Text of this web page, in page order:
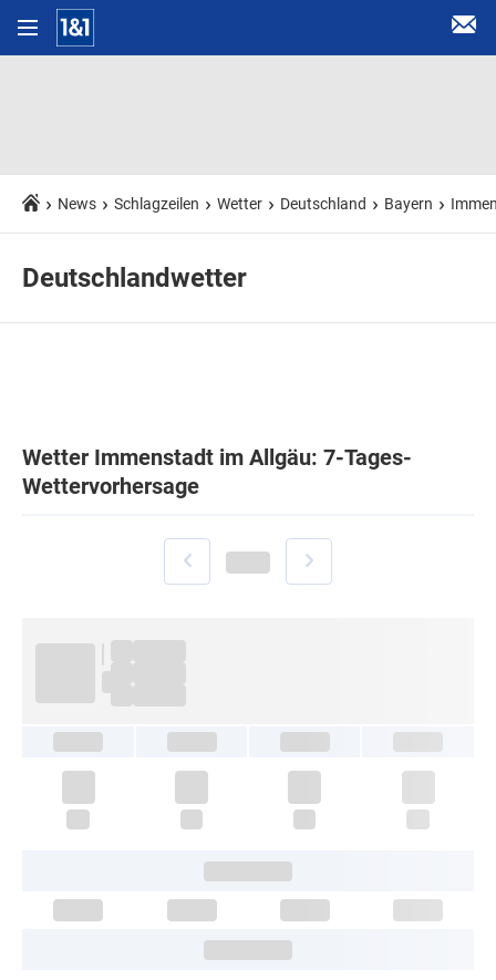
News Schlagzeilen Wetter Deutschland Bayern
Deutschlandwetter
Wetter Immenstadt im Allgäu: 7-Tages-
Wettervorhersage